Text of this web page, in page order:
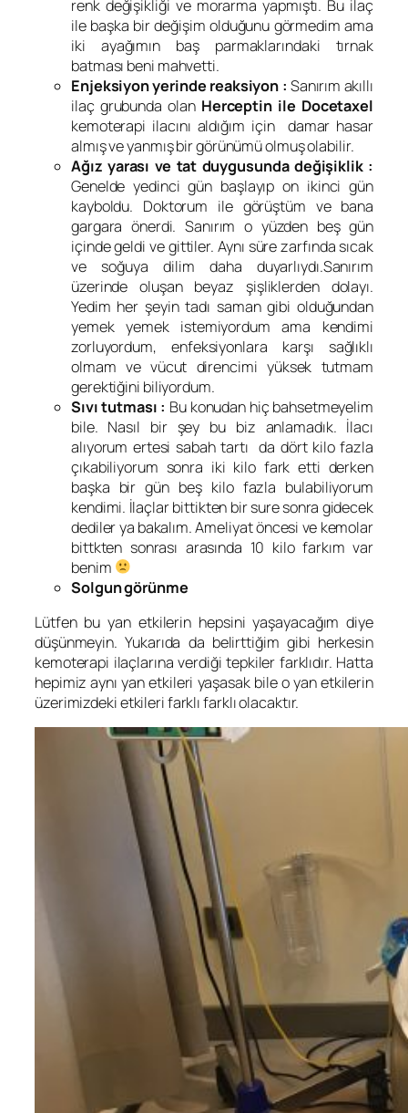
renk değişikliği ve morarma yapmıştı. Bu ilaç
ile başka bir değişim olduğunu görmedim ama
iki ayağımın baş parmaklarındaki tırnak
batması beni mahvetti.
Enjeksiyon yerinde reaksiyon : Sanırım akıllı
ilaç grubunda olan Herceptin ile Docetaxel
kemoterapi ilacını aldığım için damar hasar
almış ve yanmış bir görünümü olmuş olabilir.
Ağız yarası ve tat duygusunda değişiklik :
Genelde yedinci gün başlayıp on ikinci gün
kayboldu. Doktorum ile görüştüm ve bana
gargara önerdi. Sanırım o yüzden beş gün
içinde geldi ve gittiler. Aynı süre zarfında sıcak
ve soğuya dilim daha duyarlıydı.Sanırım
üzerinde oluşan beyaz şişliklerden dolayı.
Yedim her şeyin tadı saman gibi olduğundan
yemek yemek istemiyordum ama kendimi
zorluyordum, enfeksiyonlara karşı sağlıklı
olmam ve vücut direncimi yüksek tutmam
gerektiğini biliyordum.
Sıvı tutması : Bu konudan hiç bahsetmeyelim
bile. Nasıl bir şey bu biz anlamadık. İlacı
alıyorum ertesi sabah tartı da dört kilo fazla
çıkabiliyorum sonra iki kilo fark etti derken
başka bir gün beş kilo fazla bulabiliyorum
kendimi. İlaçlar bittikten bir sure sonra gidecek
dediler ya bakalım. Ameliyat öncesi ve kemolar
bittkten sonrası arasında 10 kilo farkım var
benim
Solgun görünme
Lütfen bu yan etkilerin hepsini yaşayacağım diye
düşünmeyin. Yukarıda da belirttiğim gibi herkesin
kemoterapi ilaçlarına verdiği tepkiler farklıdır. Hatta
hepimiz aynı yan etkileri yaşasak bile o yan etkilerin
üzerimizdeki etkileri farklı farklı olacaktır.